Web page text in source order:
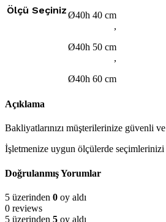
PARA SAYMA
Ölçü SeçinizØ40h 40 cm
,
Ø40h 50 cm
,
Ø40h 60 cm
Açıklama
Bakliyatlarınızı müşterilerinize güvenli
İşletmenize uygun ölçülerde seçimlerinizi
Doğrulanmış Yorumlar
5 üzerinden 0 oy aldı
0 reviews
5 üzerinden 5 oy aldı